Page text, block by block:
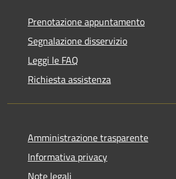
Prenotazione appuntamento
Segnalazione disservizio
Leggi le FAQ
Richiesta assistenza
Amministrazione trasparente
Informativa privacy
Note legali